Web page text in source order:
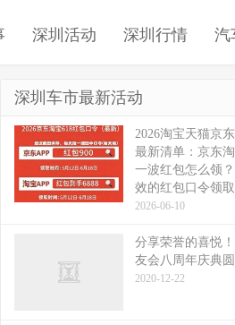
深圳活动 深圳行情 汽
深圳车市最新活动
2026淘宝天猫京
最新清单：京东
一波红包怎么领
效的红包口令领
2026-06-10
分享荣誉的喜悦
友会八周年庆典
2020-12-22